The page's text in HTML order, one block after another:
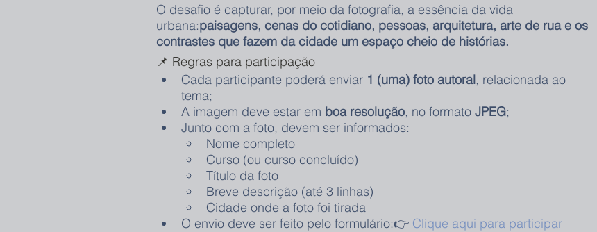
O desafio é capturar, por meio da fotografia, a essência da vida
urbana:paisagens, cenas do cotidiano, pessoas, arquitetura, arte de rua e os
contrastes que fazem da cidade um espaço cheio de histórias.
📌 Regras para participação
Cada participante poderá enviar 1 (uma) foto autoral, relacionada ao
tema;
A imagem deve estar em boa resolução, no formato JPEG;
Junto com a foto, devem ser informados:
Nome completo
Curso (ou curso concluído)
Título da foto
Breve descrição (até 3 linhas)
Cidade onde a foto foi tirada
O envio deve ser feito pelo formulário:👉 Clique aqui para participar